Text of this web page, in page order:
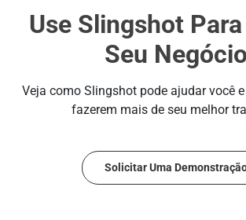
Use Slingshot
Seu Negócio
Veja como Slingshot pode ajudar você
fazerem mais de seu melhor
Solicitar Uma